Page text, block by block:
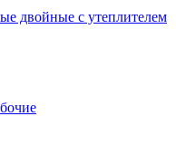
двойные с утеплителем